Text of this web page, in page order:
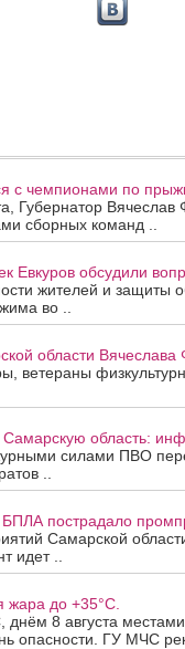
с чемпионами по
Губернатор
сборных команд ..
обсудили
жителей и защиты
во ..
области Вячеслава
ветераны
Самарскую область:
силами ПВО
..
пострадало
Самарской
идет ..
жара до +35°C.
8 августа
опасности. ГУ МЧС